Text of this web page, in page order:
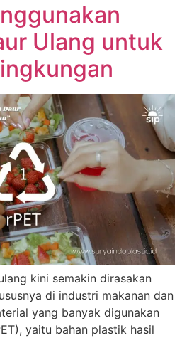
Ulang untuk
kini semakin dirasakan
di industri makanan dan
yang banyak digunakan
yaitu bahan plastik hasil